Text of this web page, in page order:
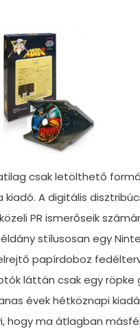
csak letölthető
A digitális
PR ismerőseik
stílusosan egy
papírdoboz
láttán csak egy
évek hétköznapi
hogy ma átlagban